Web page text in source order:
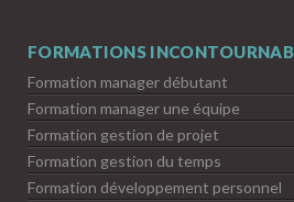
FORMATIONS
Formation manager débutant
Formation manager une équipe
Formation gestion de projet
Formation gestion du temps
Formation développement personnel